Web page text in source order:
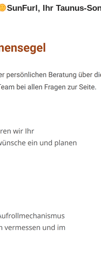
SunFurl, Ihr Taunus-